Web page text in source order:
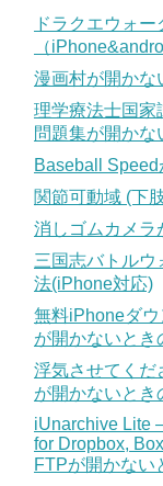
ドラクエウォ
（
漫画村が開かな
理学療法士国家
問題集が開か
Baseball
関節可動域 (下
消しゴムカメラ
三国志バトルウ
法(iPhone対応)
無料iPhoneダ
が開かないと
浮気させてくだ
が開かないと
iUnarchive Lite
for Dropbox,
FTPが開かない